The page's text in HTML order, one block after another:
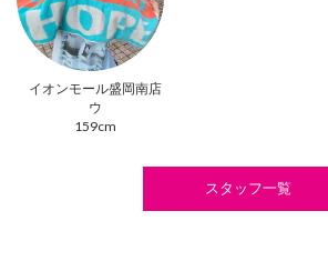
イオンモール盛岡南店
ウ
159cm
スタッフ一覧